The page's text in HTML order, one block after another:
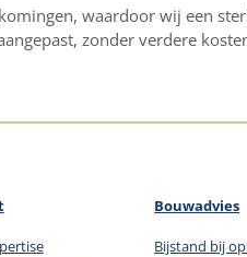
waardoor wij een
zonder verdere
Bouwadvies
Bijstand bij